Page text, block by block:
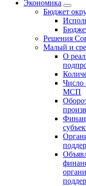
Экономика
Бюджет
Решения
Малый и
О
Число
МСП